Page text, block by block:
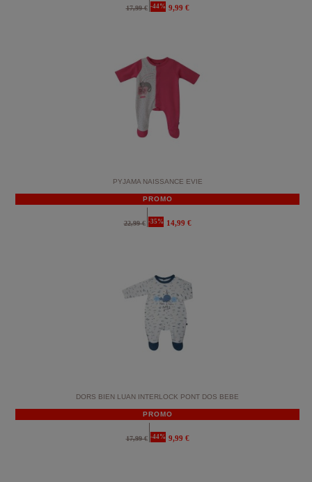
17,99 € -44% 9,99 €
PYJAMA NAISSANCE EVIE
PROMO
22,99 € -35% 14,99 €
DORS BIEN LUAN INTERLOCK PONT DOS BEBE
PROMO
17,99 € -44% 9,99 €